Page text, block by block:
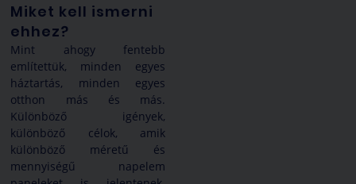
Miket kell ismerni
ehhez?
Mint ahogy fentebb
említettük, minden egyes
háztartás, minden egyes
otthon más és más.
Különböző igények,
különböző célok, amik
különböző méretű és
mennyiségű napelem